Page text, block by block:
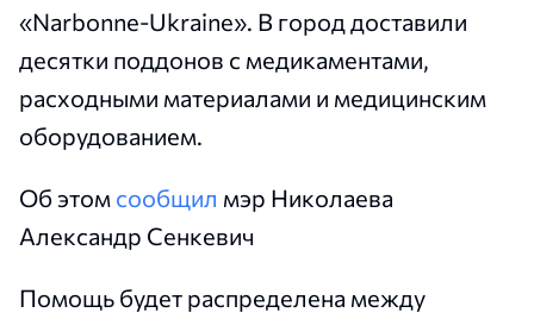
«Narbonne-Ukraine». В город доставили
десятки поддонов с медикаментами,
расходными материалами и медицинским
оборудованием.
Об этом сообщил мэр Николаева
Александр Сенкевич
Помощь будет распределена между